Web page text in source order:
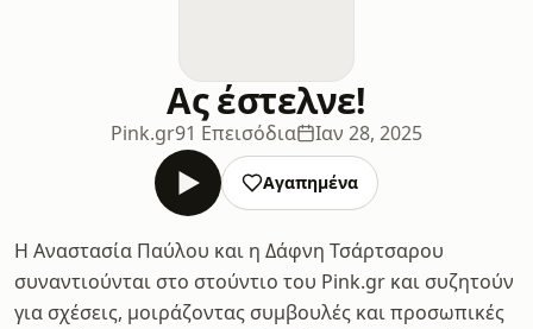
Ας έστελνε!
Pink.gr91 Επεισόδια Ιαν 28, 2025
Αγαπημένα
Η Αναστασία Παύλου και η Δάφνη Τσάρτσαρου
συναντιούνται στο στούντιο του Pink.gr και συζητούν
για σχέσεις, μοιράζοντας συμβουλές και προσωπικές